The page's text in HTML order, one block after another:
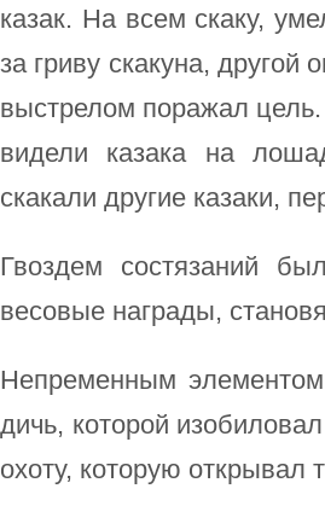
казак. На всем скаку,
за гриву скакуна, другой
выстрелом поражал
видели казака на
скакали другие казаки,
Гвоздем состязаний
весовые награды,
Непременным
дичь, которой
охоту, которую открывал